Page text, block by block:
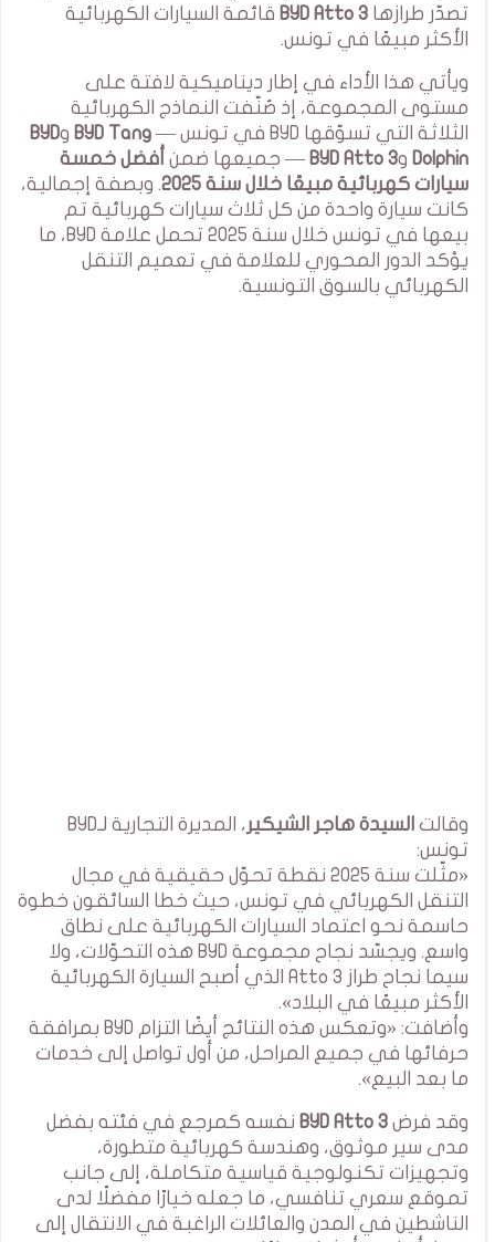
تصدّر طرازها BYD Atto 3 قائمة السيارات الكهربائية
الأكثر مبيعًا في تونس.
ويأتي هذا الأداء في إطار ديناميكية لافتة على
مستوى المجموعة، إذ صُنّفت النماذج الكهربائية
الثلاثة التي تسوّقها BYD في تونس —
BYD Tang وBYD
Dolphin وBYD Atto 3 — جميعها ضمن أفضل خمسة
سيارات كهربائية مبيعًا خلال سنة 2025
. وبصفة إجمالية،
كانت سيارة واحدة من كل ثلاث سيارات كهربائية تم
بيعها في تونس خلال سنة 2025 تحمل علامة BYD، ما
يؤكد الدور المحوري للعلامة في تعميم التنقل
الكهربائي بالسوق التونسية.
وقالت السيدة هاجر الشيكير
، المديرة التجارية لـBYD
تونس:
«مثّلت سنة 2025 نقطة تحوّل حقيقية في مجال
التنقل الكهربائي في تونس، حيث خطا السائقون خطوة
حاسمة نحو اعتماد السيارات الكهربائية على نطاق
واسع. ويجسّد نجاح مجموعة BYD هذه التحوّلات، ولا
سيما نجاح طراز Atto 3 الذي أصبح السيارة الكهربائية
الأكثر مبيعًا في البلاد».
وأضافت: «وتعكس هذه النتائج أيضًا التزام BYD بمرافقة
حرفائها في جميع المراحل، من أول تواصل إلى خدمات
ما بعد البيع».
وقد فرض BYD Atto 3 نفسه كمرجع في فئته بفضل
مدى سير موثوق، وهندسة كهربائية متطورة،
وتجهيزات تكنولوجية قياسية متكاملة، إلى جانب
تموقع سعري تنافسي، ما جعله خيارًا مفضلًا لدى
الناشطين في المدن والعائلات الراغبة في الانتقال إلى